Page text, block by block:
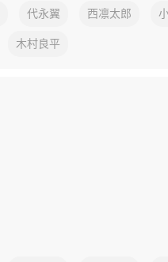
代永翼 西凛太郎
木村良平